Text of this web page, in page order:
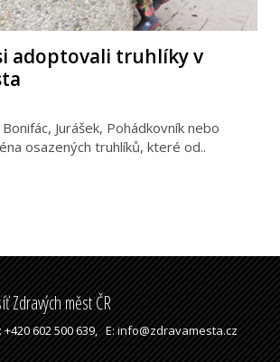
adoptovali truhlíky v
Jurášek, Pohádkovník nebo
osazených truhlíků, které od..
měst ČR
602 500 639,E: info@zdravamesta.cz